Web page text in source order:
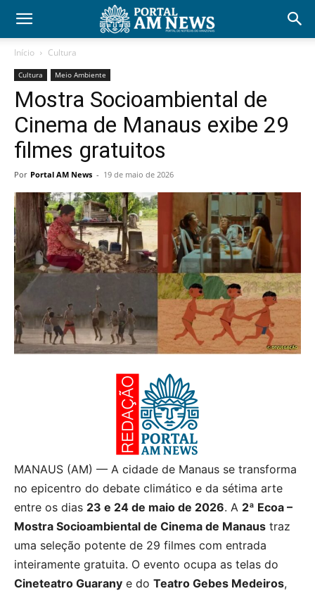
Início Cultura
Cultura Meio Ambiente
Mostra Socioambiental de
Cinema de Manaus exibe 29
filmes gratuitos
Por Portal AM News - 19 de maio de 2026
MANAUS (AM) — A cidade de Manaus se transforma
no epicentro do debate climático e da sétima arte
entre os dias 23 e 24 de maio de 2026. A 2ª Ecoa –
Mostra Socioambiental de Cinema de Manaus traz
uma seleção potente de 29 filmes com entrada
inteiramente gratuita. O evento ocupa as telas do
Cineteatro Guarany e do Teatro Gebes Medeiros,